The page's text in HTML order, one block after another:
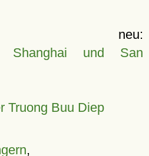
Shanghai und San
Truong Buu Diep
,